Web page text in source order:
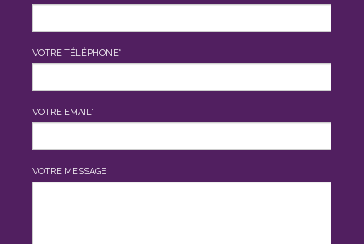
VOTRE TÉLÉPHONE*
VOTRE EMAIL*
VOTRE MESSAGE